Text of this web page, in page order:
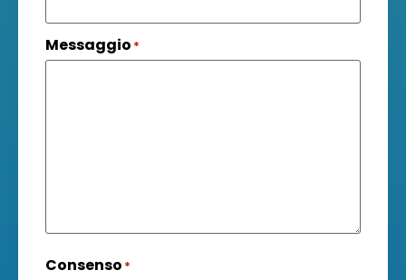
Messaggio *
Consenso *